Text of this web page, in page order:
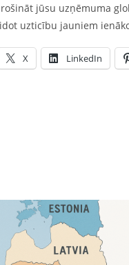
jūsu uzņēmuma
uzticību jauniem
X LinkedIn